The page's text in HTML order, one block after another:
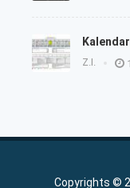
Kalendar
Z.I.
Copyrights ©